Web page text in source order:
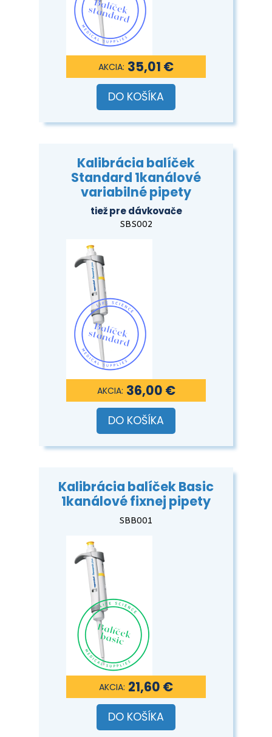
35,01 €
DO KOŠÍKA
Kalibrácia balíček
Standard 1kanálové
variabilné pipety
tiež pre dávkovače
SBS002
36,00 €
DO KOŠÍKA
Kalibrácia balíček Basic
1kanálové fixnej pipety
SBB001
21,60 €
DO KOŠÍKA